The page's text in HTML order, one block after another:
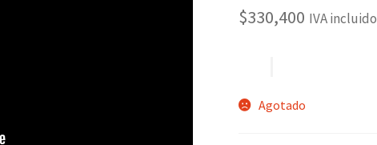
$330,400 IVA incluido
Agotado